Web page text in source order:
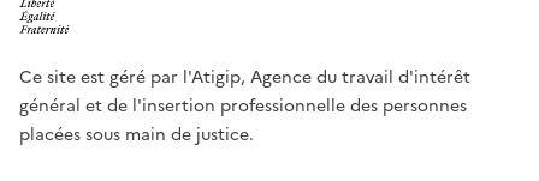
Ce site est géré par l'Atigip, Agence du travail d'intérêt
général et de l'insertion professionnelle des personnes
placées sous main de justice.